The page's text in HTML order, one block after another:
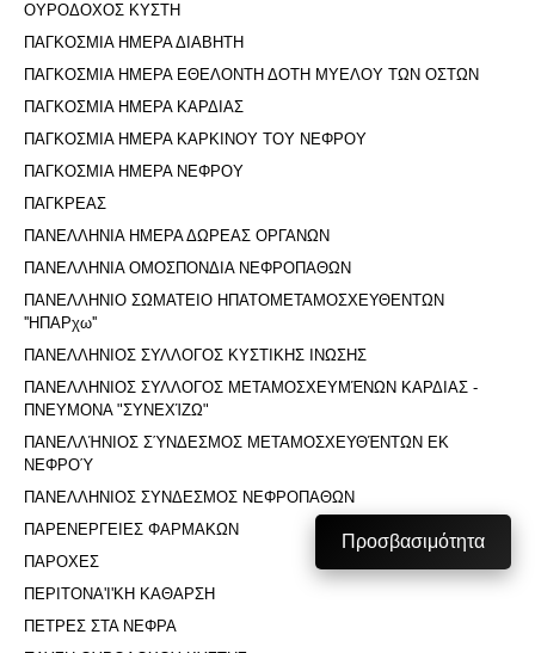
ΟΥΡΟΔΟΧΟΣ ΚΥΣΤΗ
ΠΑΓΚΟΣΜΙΑ ΗΜΕΡΑ ΔΙΑΒΗΤΗ
ΠΑΓΚΟΣΜΙΑ ΗΜΕΡΑ ΕΘΕΛΟΝΤΗ ΔΟΤΗ ΜΥΕΛΟΥ ΤΩΝ ΟΣΤΩΝ
ΠΑΓΚΟΣΜΙΑ ΗΜΕΡΑ ΚΑΡΔΙΑΣ
ΠΑΓΚΟΣΜΙΑ ΗΜΕΡΑ ΚΑΡΚΙΝΟΥ ΤΟΥ ΝΕΦΡΟΥ
ΠΑΓΚΟΣΜΙΑ ΗΜΕΡΑ ΝΕΦΡΟΥ
ΠΑΓΚΡΕΑΣ
ΠΑΝΕΛΛΗΝΙΑ ΗΜΕΡΑ ΔΩΡΕΑΣ ΟΡΓΑΝΩΝ
ΠΑΝΕΛΛΗΝΙΑ ΟΜΟΣΠΟΝΔΙΑ ΝΕΦΡΟΠΑΘΩΝ
ΠΑΝΕΛΛΗΝΙΟ ΣΩΜΑΤΕΙΟ ΗΠΑΤΟΜΕΤΑΜΟΣΧΕΥΘΕΝΤΩΝ
''ΗΠΑΡχω''
ΠΑΝΕΛΛΗΝΙΟΣ ΣΥΛΛΟΓΟΣ ΚΥΣΤΙΚΗΣ ΙΝΩΣΗΣ
ΠΑΝΕΛΛΗΝΙΟΣ ΣΥΛΛΟΓΟΣ ΜΕΤΑΜΟΣΧΕΥΜΈΝΩΝ ΚΑΡΔΙΑΣ -
ΠΝΕΥΜΟΝΑ "ΣΥΝΕΧΊΖΩ"
ΠΑΝΕΛΛΉΝΙΟΣ ΣΎΝΔΕΣΜΟΣ ΜΕΤΑΜΟΣΧΕΥΘΈΝΤΩΝ ΕΚ
ΝΕΦΡΟΎ
ΠΑΝΕΛΛΗΝΙΟΣ ΣΥΝΔΕΣΜΟΣ ΝΕΦΡΟΠΑΘΩΝ
ΠΑΡΕΝΕΡΓΕΙΕΣ ΦΑΡΜΑΚΩΝ
ΠΑΡΟΧΕΣ
ΠΕΡΙΤΟΝΑ'I'ΚΗ ΚΑΘΑΡΣΗ
ΠΕΤΡΕΣ ΣΤΑ ΝΕΦΡΑ
Προσβασιμότητα